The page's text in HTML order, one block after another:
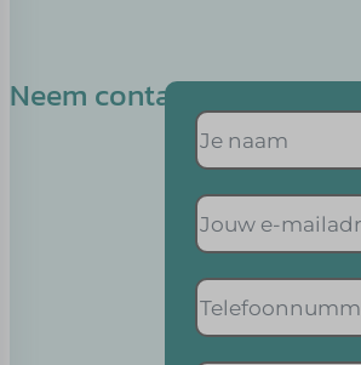
Neem contact op met Gea